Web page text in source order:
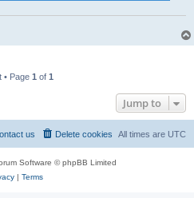
• Page 1 of 1
Jump to
All times are UTC
Delete cookies
us
Software © phpBB Limited
| Terms